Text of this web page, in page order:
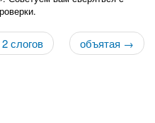
объятая →
слогов